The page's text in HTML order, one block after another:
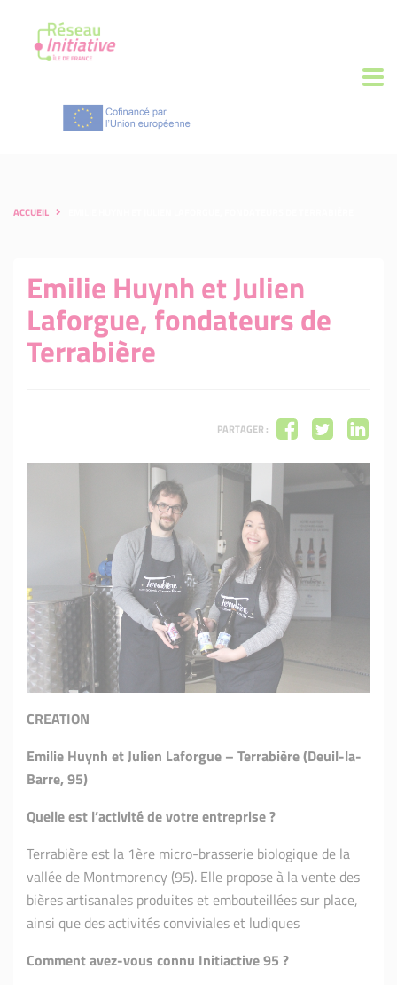
ACCUEIL
Emilie Huynh et Julien
Laforgue, fondateurs de
Terrabière
PARTAGER :
CREATION
Emilie Huynh et Julien Laforgue – Terrabière (Deuil-la-
Barre, 95)
Quelle est l’activité de votre entreprise ?
Terrabière est la 1ère micro-brasserie biologique de la
vallée de Montmorency (95). Elle propose à la vente des
bières artisanales produites et embouteillées sur place,
ainsi que des activités conviviales et ludiques
Comment avez-vous connu Initiactive 95 ?